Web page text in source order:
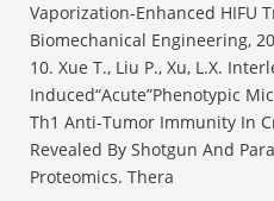
Vaporization-Enhanced HIFU
Biomechanical Engineering,
10. Xue T., Liu P., Xu, L.X.
Induced“Acute”Phenotypic
Th1 Anti-Tumor Immunity In
Revealed By Shotgun And
Proteomics. Thera